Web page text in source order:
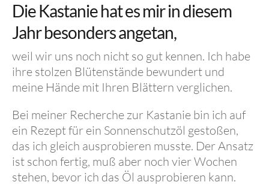
Die Kastanie hat es mir in diesem
Jahr besonders angetan,
weil wir uns noch nicht so gut kennen. Ich habe
ihre stolzen Blütenstände bewundert und
meine Hände mit Ihren Blättern verglichen.
Bei meiner Recherche zur Kastanie bin ich auf
ein Rezept für ein Sonnenschutzöl gestoßen,
das ich gleich ausprobieren musste. Der Ansatz
ist schon fertig, muß aber noch vier Wochen
stehen, bevor ich das Öl ausprobieren kann.